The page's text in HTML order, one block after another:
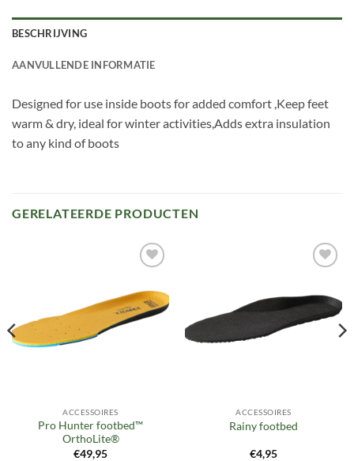
BESCHRIJVING
AANVULLENDE INFORMATIE
Designed for use inside boots for added comfort ,Keep feet
warm & dry, ideal for winter activities,Adds extra insulation
to any kind of boots
GERELATEERDE PRODUCTEN
aan
verlanglijst
ACCESSOIRES
Pro Hunter footbed™
OrthoLite®
€49,95
verlanglijst
ACCESSOIRES
Rainy footbed
€4,95